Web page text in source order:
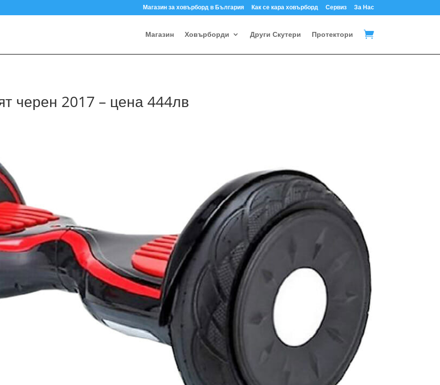
Магазин за ховърборд в България Как се кара ховърборд Сервиз За Нас
Магазин Ховърборди Други Скутери Протектори 
черен 2017 – цена 444лв